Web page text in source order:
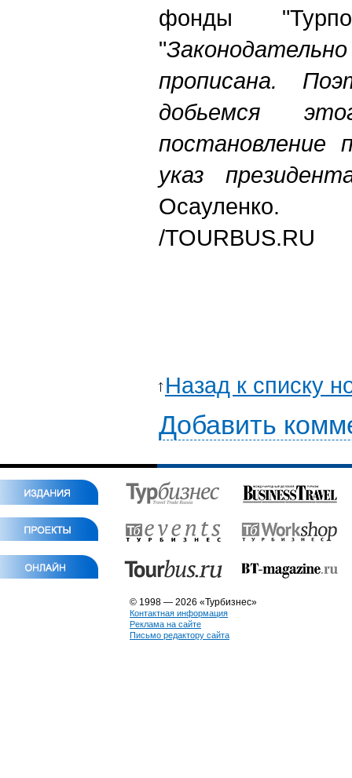
фонды
"
прописана.
добьемся
постановление
указ
Осауленко.
/TOURBUS.RU
Назад к списку
Добавить
© 1998 — 2026 «Турбизнес»
Контактная информация
Реклама на сайте
Письмо редактору сайта